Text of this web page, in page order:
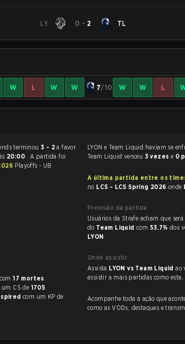
LY 0 - 2 TL
W L W W 7/10 W W L
A partida de League of Legends terminou 3 - 2a favor
20:00 . A partida foi
Playoffs - UB
com17 mortes.
com um CS de 1705.
com um KP de
LYON e
Team Liquid venceu 3 vezes e 0
A última partida entre os
no LCS - LCS Spring 2026 onde
Previsão da partida
Usuários da Strafe acham que será uma partida disputada, e preveem a vitória
do Team Liquid com 53.7% dos
LYON .
Onde assistir
Assista LYON vs Team Liquidao
assistir a mais partidas como esta,
Acompanhe toda a ação que
como as VODs, destaques e